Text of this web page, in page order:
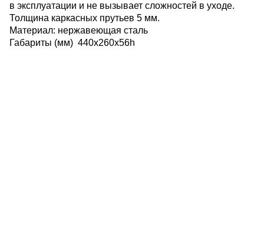
в эксплуатации и не вызывает сложностей в уходе.
Толщина каркасных прутьев 5 мм.
Материал: нержавеющая сталь
Габариты (мм) 440x260x56h